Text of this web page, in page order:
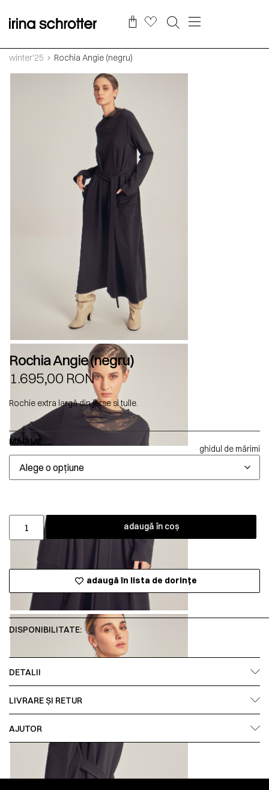
winter'25 Rochia Angie (negru)
Rochia Angie (negru)
1.695,00 RON
Rochie extra largă din jerse si tulle.
MĂRIME
ghidul de mărimi
adaugă în coș
adaugă în lista de dorințe
DISPONIBILITATE:
DETALII
LIVRARE ȘI RETUR
AJUTOR